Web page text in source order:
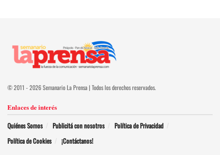
© 2011 - 2026 Semanario La Prensa | Todos los derechos reservados.
Enlaces de interés
Quiénes Somos Publicitá con nosotros
Política de Privacidad
Política de Cookies
¡Contáctanos!